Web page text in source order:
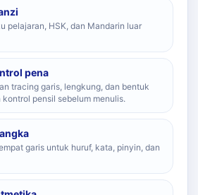
pelajaran, HSK, dan Mandarin luar
pena
tracing garis, lengkung, dan bentuk
pensil sebelum menulis.
garis untuk huruf, kata, pinyin, dan